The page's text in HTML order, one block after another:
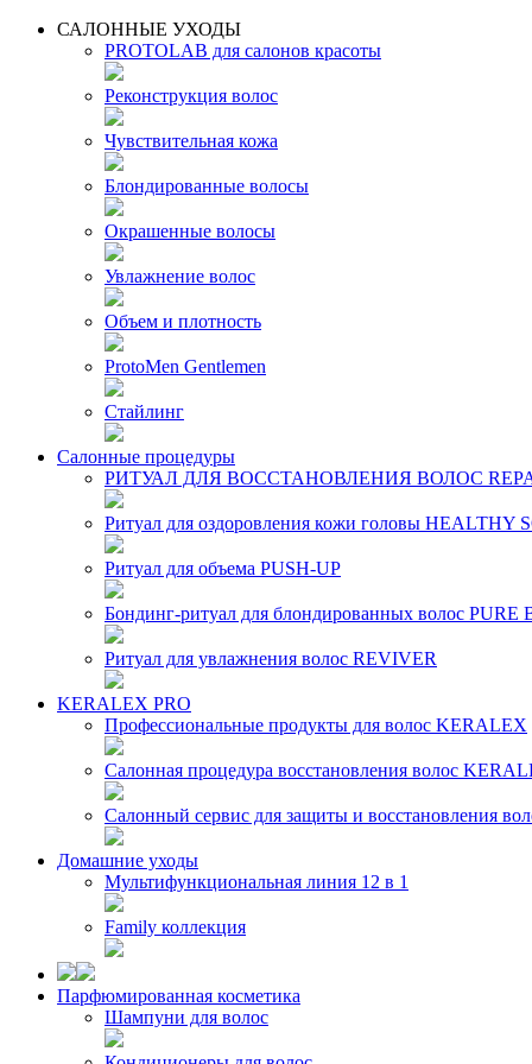
САЛОННЫЕ УХОДЫ
PROTOLAB для салонов красоты
Реконструкция волос
Чувствительная кожа
Блондированные волосы
Окрашенные волосы
Увлажнение волос
Объем и плотность
ProtoMen Gentlemen
Стайлинг
Салонные процедуры
РИТУАЛ ДЛЯ ВОССТАНОВЛЕНИЯ ВОЛОС
Ритуал для оздоровления кожи головы HEALTHY
Ритуал для объема PUSH-UP
Бондинг-ритуал для блондированных волос PURE
Ритуал для увлажнения волос REVIVER
KERALEX PRO
Профессиональные продукты для волос KERALEX
Салонная процедура восстановления волос
Салонный сервис для защиты и восстановления
Домашние уходы
Мультифункциональная линия 12 в 1
Family коллекция
Парфюмированная косметика
Шампуни для волос